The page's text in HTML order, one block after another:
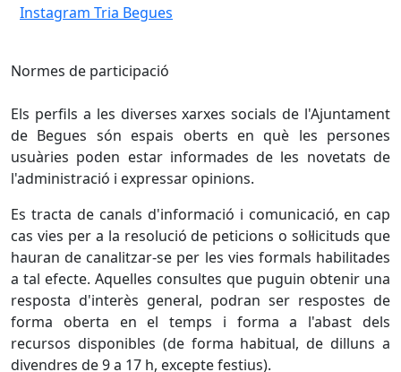
Instagram Tria Begues
Normes de participació
Els perfils a les diverses xarxes socials de l'Ajuntament
de Begues són espais oberts en què les persones
usuàries poden estar informades de les novetats de
l'administració i expressar opinions.
Es tracta de canals d'informació i comunicació, en cap
cas vies per a la resolució de peticions o sol·licituds que
hauran de canalitzar-se per les vies formals habilitades
a tal efecte. Aquelles consultes que puguin obtenir una
resposta d'interès general, podran ser respostes de
forma oberta en el temps i forma a l'abast dels
recursos disponibles (de forma habitual, de dilluns a
divendres de 9 a 17 h, excepte festius).